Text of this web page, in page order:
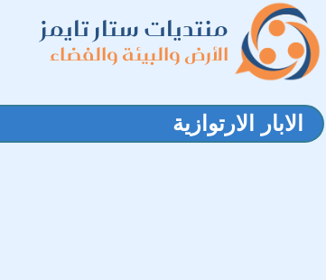
منتديات ستار تايمز
الأرض والبيئة والفضاء
الابار الارتوازية